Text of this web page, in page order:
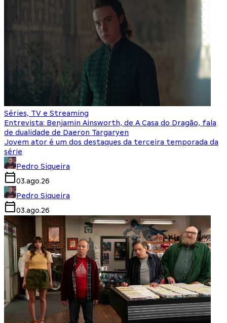
Séries, TV e Streaming
Entrevista: Benjamin Ainsworth, de A Casa do Dragão, fala
de dualidade de Daeron Targaryen
Jovem ator é um dos destaques da terceira temporada da
série
Pedro Siqueira
03.ago.26
Pedro Siqueira
03.ago.26